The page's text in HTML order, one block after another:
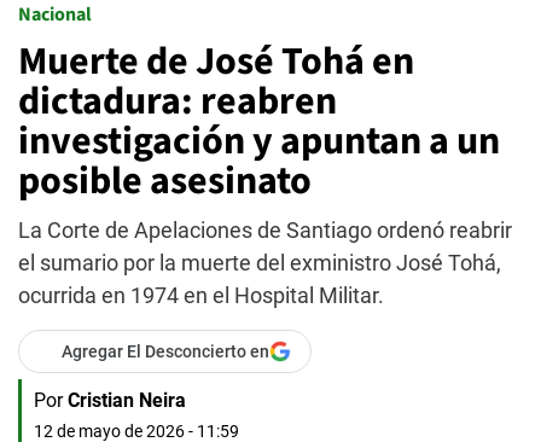
Nacional
Muerte de José Tohá en
dictadura: reabren
investigación y apuntan a un
posible asesinato
La Corte de Apelaciones de Santiago ordenó reabrir
el sumario por la muerte del exministro José Tohá,
ocurrida en 1974 en el Hospital Militar.
Agregar El Desconcierto en
Por Cristian Neira
12 de mayo de 2026 - 11:59